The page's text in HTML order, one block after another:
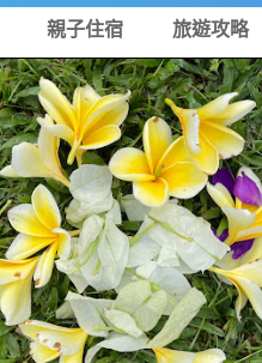
親子住宿 旅遊攻略